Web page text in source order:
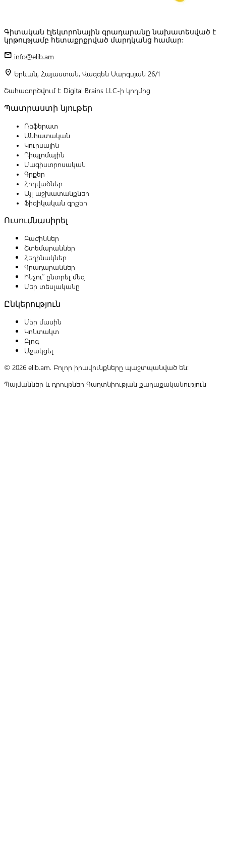
Գիտական էլեկտրոնային գրադարանը նախատեսված է
կրթությամբ հետաքրքրված մարդկանց համար:
mail info@elib.am
location_on Երևան, Հայաստան, Վազգեն Սարգսյան 26/1
Շահագործվում է Digital Brains LLC-ի կողմից
Պատրաստի նյութեր
Ռեֆերատ
Անհատական
Կուրսային
Դիպլոմային
Մագիստրոսական
Գրքեր
Հոդվածներ
Այլ աշխատանքներ
Ֆիզիկական գրքեր
Ուսումնասիրել
Բաժիններ
Շտեմարաններ
Հեղինակներ
Գրադարաններ
Ինչու՞ ընտրել մեզ
Մեր տեսլականը
Ընկերություն
Մեր մասին
Կոնտակտ
Բլոգ
Աջակցել
© 2026 elib.am. Բոլոր իրավունքները պաշտպանված են:
Պայմաններ և դրույթներ Գաղտնիության քաղաքականություն